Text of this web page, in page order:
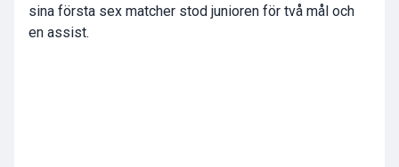
sina första sex matcher stod junioren för två mål och
en assist.